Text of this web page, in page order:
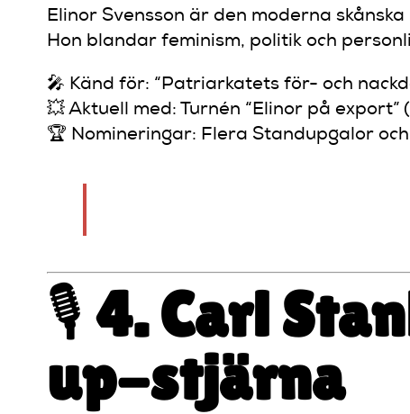
Elinor Svensson är den moderna
Hon blandar feminism, politik och
🎤 Känd för: “Patriarkatets för- och
💥 Aktuell med: Turnén “Elinor på export”
🏆 Nomineringar: Flera Standupgalor
🎙️ 4. Carl
up-stjärna